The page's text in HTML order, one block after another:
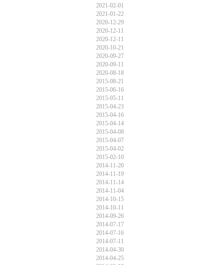
2021-02-01
2021-01-22
2020-12-29
2020-12-11
2020-12-11
2020-10-21
2020-09-27
2020-09-11
2020-08-18
2015-08-21
2015-06-16
2015-05-11
2015-04-23
2015-04-16
2015-04-14
2015-04-08
2015-04-07
2015-04-02
2015-02-10
2014-11-20
2014-11-19
2014-11-14
2014-11-04
2014-10-15
2014-10-11
2014-09-26
2014-07-17
2014-07-16
2014-07-11
2014-04-30
2014-04-25